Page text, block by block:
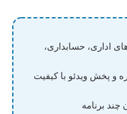
اداری، حسابداری،
و پخش ویدئو با کیفیت
برنامه